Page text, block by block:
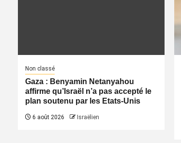
Non classé
Gaza : Benyamin Netanyahou
affirme qu’Israël n’a pas accepté le
plan soutenu par les Etats-Unis
6 août 2026 Israëlien